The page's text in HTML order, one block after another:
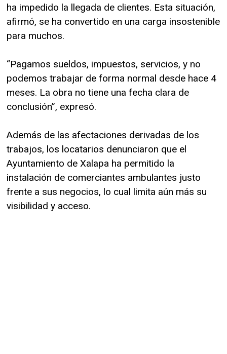
ha impedido la llegada de clientes. Esta situación,
afirmó, se ha convertido en una carga insostenible
para muchos.
“Pagamos sueldos, impuestos, servicios, y no
podemos trabajar de forma normal desde hace 4
meses. La obra no tiene una fecha clara de
conclusión”, expresó.
Además de las afectaciones derivadas de los
trabajos, los locatarios denunciaron que el
Ayuntamiento de Xalapa ha permitido la
instalación de comerciantes ambulantes justo
frente a sus negocios, lo cual limita aún más su
visibilidad y acceso.